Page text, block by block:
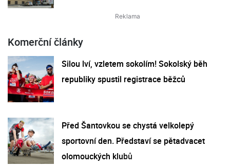
Komerční články
Silou lví, vzletem sokolím! Sokolský běh
republiky spustil registrace běžců
Před Šantovkou se chystá velkolepý
sportovní den. Představí se pětadvacet
olomouckých klubů